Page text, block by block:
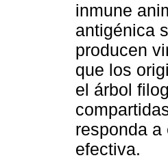
inmune
antigénica
producen
que los
el árbol
responda
efectiva.